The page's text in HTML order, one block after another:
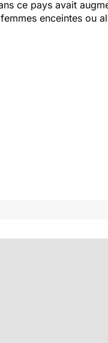
ce pays avait
enceintes ou